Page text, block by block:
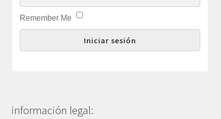
Remember Me
información legal: